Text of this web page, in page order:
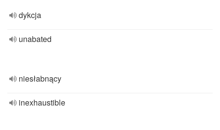
dykcja
unabated
niesłabnący
inexhaustible